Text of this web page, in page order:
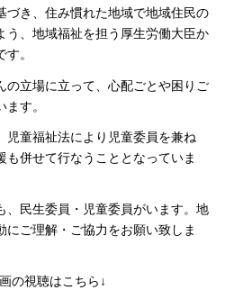
づき、住み慣れた地域で地域住民の
う、地域福祉を担う厚生労働大臣か
。
の立場に立って、心配ごとや困りご
す。
児童福祉法により児童委員を兼ね
併せて行なうこととなっていま
、民生委員・児童委員がいます。地
ご理解・ご協力をお願い致しま
の視聴はこちら↓